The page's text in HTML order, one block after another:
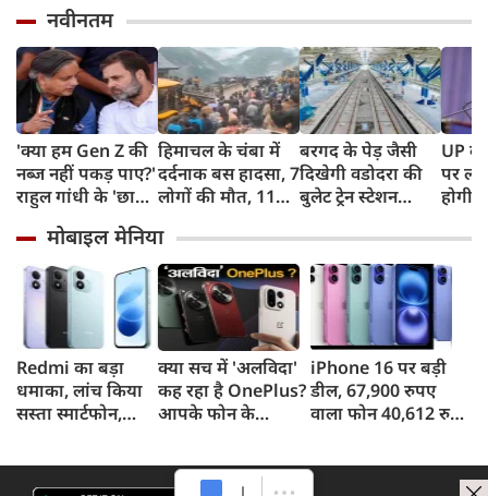
नवीनतम
'क्या हम Gen Z की
नब्ज नहीं पकड़ पाए?'
राहुल गांधी के 'छात्रों
थरूर का बड़ा बयान
हिमाचल के चंबा में
दर्दनाक बस हादसा, 7
लोगों की मौत, 11
बरगद के पेड़ जैसी
दिखेगी वडोदरा की
बुलेट ट्रेन स्टेशन
जैसी सुविधाएं देख रह
जाएंगे दंग
UP के
पर
होगी
मीटर
पर
मोबाइल मेनिया
Redmi का बड़ा
धमाका, लांच किया
सस्ता स्मार्टफोन,
क्या सच में 'अलविदा'
कह रहा है OnePlus?
आपके फोन के
iPhone 16 पर बड़ी
डील, 67,900 रुपए
वाला फोन 40,612 रुपए